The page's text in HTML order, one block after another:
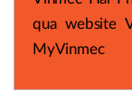
qua website
MyVinmec